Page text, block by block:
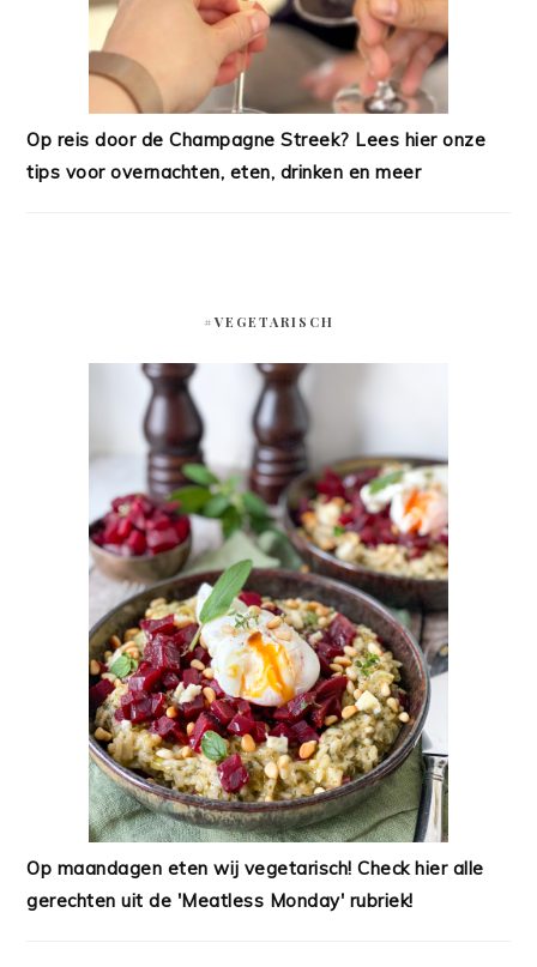
Op reis door de Champagne Streek? Lees hier onze
tips voor overnachten, eten, drinken en meer
#VEGETARISCH
Op maandagen eten wij vegetarisch! Check hier alle
gerechten uit de 'Meatless Monday' rubriek!